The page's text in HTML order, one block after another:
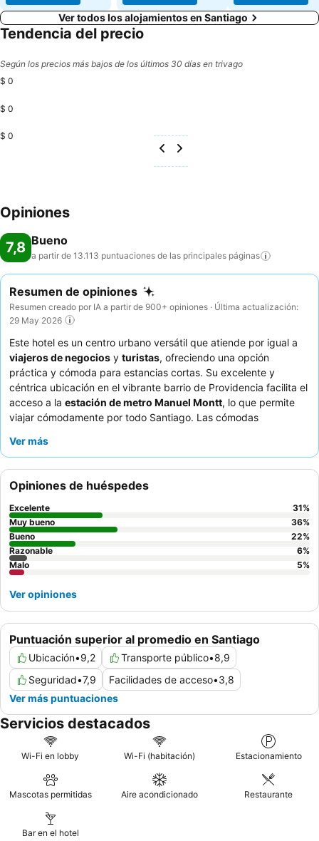
Ver todos los alojamientos en Santiago
Tendencia del precio
Según los precios más bajos de los últimos 30 días en trivago
$ 0
$ 0
$ 0
Opiniones
7,8 Bueno
a partir de 13.113 puntuaciones de las principales páginas
Resumen de opiniones
Resumen creado por IA a partir de 900+ opiniones · Última actualización:
29 May 2026
Este hotel es un centro urbano versátil que atiende por igual a
viajeros de negocios y turistas, ofreciendo una opción
práctica y cómoda para estancias cortas. Su excelente y
céntrica ubicación en el vibrante barrio de Providencia facilita el
acceso a la estación de metro Manuel Montt, lo que permite
viajar cómodamente por todo Santiago. Las cómodas
buena presión y agua caliente son un servicio clave. Los
servicial
, destacando su educación y eficiencia, y el desayuno
ofrece una experiencia satisfactoria con fruta fresca y panes
variados. Para una estancia más tranquila, los huéspedes
deberían considerar solicitar una habitación que no dé a la calle
debido a problemas ocasionales de insonorización.
Ver más
Puntuación superior al promedio en Santiago
Ubicación•9,2 Transporte público•8,9
Seguridad•7,9 Facilidades de acceso•3,8
Ver más puntuaciones
Opiniones de huéspedes
Excelente 31%
Muy bueno
36%
Bueno
22%
Razonable
6%
Malo
5%
Ver opiniones
Servicios destacados
Wi-Fi en lobby Wi-Fi (habitación) Estacionamiento
Mascotas permitidas Aire acondicionado Restaurante
Bar en el hotel